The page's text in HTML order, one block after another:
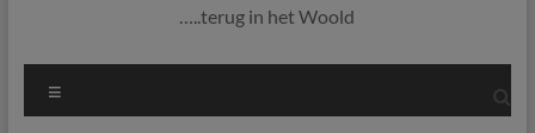
…..terug in het Woold